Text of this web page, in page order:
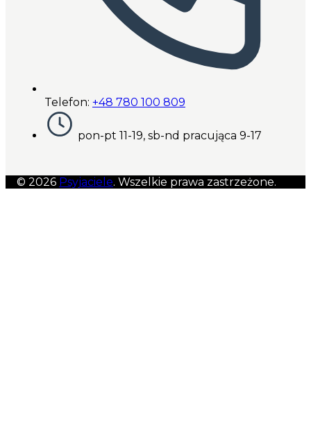
Telefon: +48 780 100 809
pon-pt 11-19, sb-nd pracująca 9-17
© 2026 Psyjaciele. Wszelkie prawa zastrzeżone.